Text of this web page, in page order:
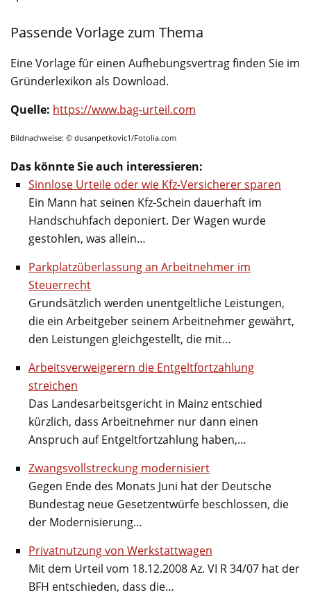
Passende Vorlage zum Thema
Eine Vorlage für einen Aufhebungsvertrag finden Sie im
Gründerlexikon als Download.
Quelle: https://www.bag-urteil.com
Bildnachweise: © dusanpetkovic1/Fotolia.com
Das könnte Sie auch interessieren:
Sinnlose Urteile oder wie Kfz-Versicherer sparen
Ein Mann hat seinen Kfz-Schein dauerhaft im
Handschuhfach deponiert. Der Wagen wurde
gestohlen, was allein…
Parkplatzüberlassung an Arbeitnehmer im
Steuerrecht
Grundsätzlich werden unentgeltliche Leistungen,
die ein Arbeitgeber seinem Arbeitnehmer gewährt,
den Leistungen gleichgestellt, die mit…
Arbeitsverweigerern die Entgeltfortzahlung
streichen
Das Landesarbeitsgericht in Mainz entschied
kürzlich, dass Arbeitnehmer nur dann einen
Anspruch auf Entgeltfortzahlung haben,…
Zwangsvollstreckung modernisiert
Gegen Ende des Monats Juni hat der Deutsche
Bundestag neue Gesetzentwürfe beschlossen, die
der Modernisierung…
Privatnutzung von Werkstattwagen
Mit dem Urteil vom 18.12.2008 Az. VI R 34/07 hat der
BFH entschieden, dass die…